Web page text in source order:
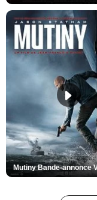
Mutiny Bande-annonce